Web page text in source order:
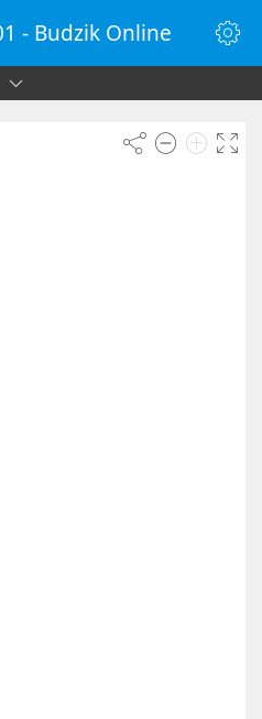
- Budzik Online